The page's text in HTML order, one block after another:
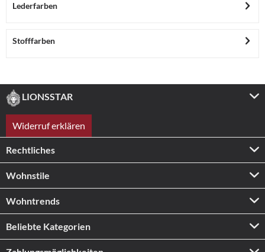
Lederfarben
Stofffarben
LIONSSTAR
Widerruf erklären
Rechtliches
Wohnstile
Wohntrends
Beliebte Kategorien